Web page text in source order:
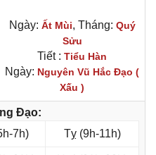
Ngày: Ất Mùi, Tháng: Quý
Sửu
Tiết : Tiểu Hàn
Ngày: Nguyên Vũ Hắc Đạo (
Xấu )
Đạo:
7h) Tỵ (9h-11h)